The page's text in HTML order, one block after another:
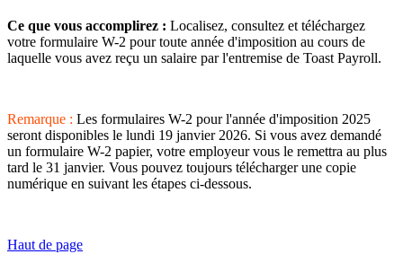
Ce que vous accomplirez : Localisez, consultez et téléchargez
votre formulaire W-2 pour toute année d'imposition au cours de
laquelle vous avez reçu un salaire par l'entremise de Toast Payroll.
Remarque : Les formulaires W-2 pour l'année d'imposition 2025
seront disponibles le lundi 19 janvier 2026. Si vous avez demandé
un formulaire W-2 papier, votre employeur vous le remettra au plus
tard le 31 janvier. Vous pouvez toujours télécharger une copie
numérique en suivant les étapes ci-dessous.
Haut de page